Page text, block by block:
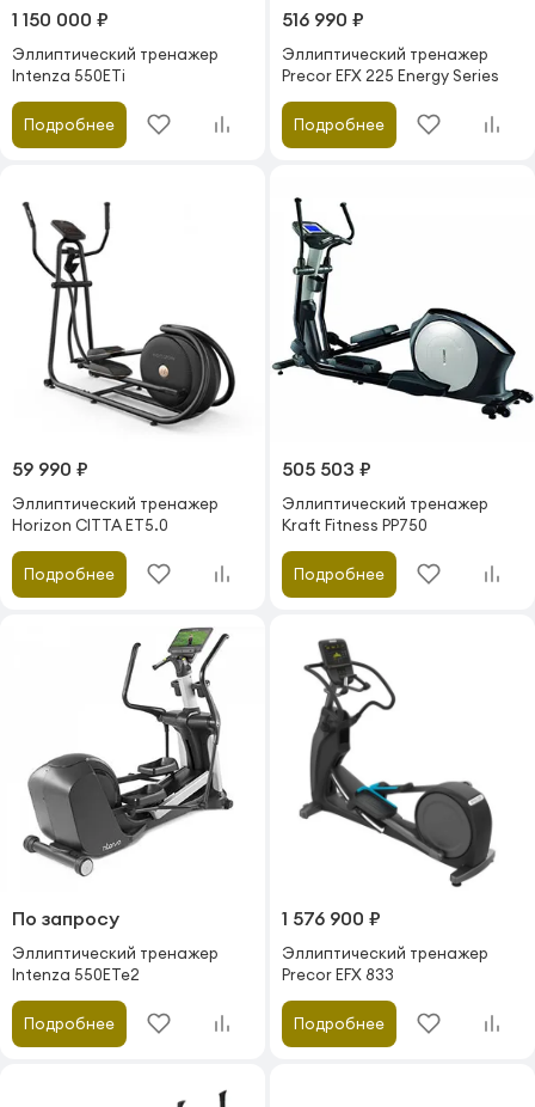
1 150 000 ₽
Эллиптический тренажер
Intenza 550ETi
Подробнее
516 990 ₽
Эллиптический тренажер
Precor EFX 225 Energy Series
Подробнее
59 990 ₽
Эллиптический тренажер
Horizon CITTA ET5.0
Подробнее
505 503 ₽
Эллиптический тренажер
Kraft Fitness PP750
Подробнее
По запросу
Эллиптический тренажер
Intenza 550ETe2
Подробнее
1 576 900 ₽
Эллиптический тренажер
Precor EFX 833
Подробнее